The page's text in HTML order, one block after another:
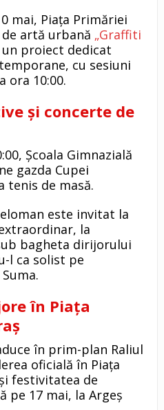
mai, Piața Primăriei
artă urbană „Graffiti
un proiect dedicat
cu sesiuni
ora 10:00.
și concerte de
Școala Gimnazială
gazda Cupei
tenis de masă.
este invitat la
la
bagheta dirijorului
l ca solist pe
în Piața
în prim-plan Raliul
oficială în Piața
festivitatea de
pe 17 mai, la Argeș